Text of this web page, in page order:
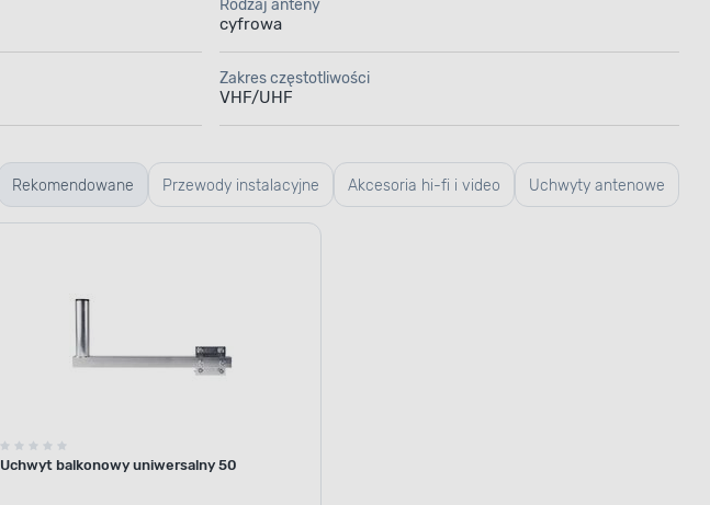
Rodzaj anteny
cyfrowa
Zakres częstotliwości
VHF/UHF
Rekomendowane Przewody instalacyjne Akcesoria hi-fi i video Uchwyty antenowe
Uchwyt balkonowy uniwersalny 50